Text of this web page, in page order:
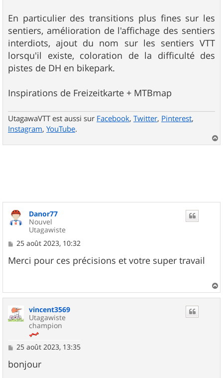
En particulier des transitions plus fines sur les
sentiers, amélioration de l'affichage des sentiers
interdiots, ajout du nom sur les sentiers VTT
lorsqu'il existe, coloration de la difficulté des
pistes de DH en bikepark.
Inspirations de Freizeitkarte + MTBmap
UtagawaVTT est aussi sur Facebook, Twitter, Pinterest,
Instagram, YouTube.
a
Danor77
Nouvel
Utagawiste
M
s
s
e
25 août 2023, 10:32
Merci pour ces précisions et votre super travail
a
vincent3569
Utagawiste
champion
M
s
s
25 août 2023, 13:35
bonjour